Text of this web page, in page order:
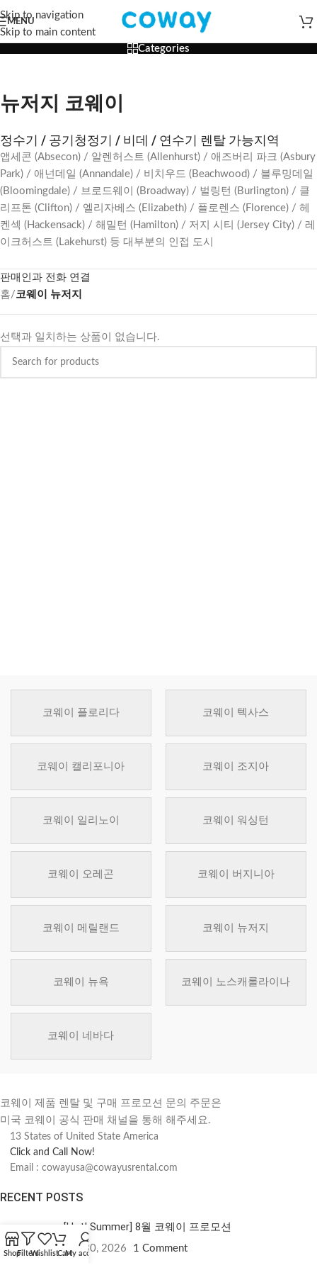
Skip to navigation
Skip to main content
MENU
Categories
뉴저지 코웨이
정수기 / 공기청정기 / 비데 / 연수기 렌탈 가능지역
앱세콘 (Absecon) / 알렌허스트 (Allenhurst) / 애즈버리 파크 (Asbury
Park) / 애넌데일 (Annandale) / 비치우드 (Beachwood) / 블루밍데일
(Bloomingdale) / 브로드웨이 (Broadway) / 벌링턴 (Burlington) / 클
리프톤 (Clifton) / 엘리자베스 (Elizabeth) / 플로렌스 (Florence) / 헤
켄섹 (Hackensack) / 해밀턴 (Hamilton) / 저지 시티 (Jersey City) / 레
이크허스트 (Lakehurst) 등 대부분의 인접 도시
판매인과 전화 연결
홈/코웨이 뉴저지
선택과 일치하는 상품이 없습니다.
코웨이 플로리다 코웨이 텍사스
코웨이 캘리포니아 코웨이 조지아
코웨이 일리노이 코웨이 워싱턴
코웨이 오레곤 코웨이 버지니아
코웨이 메릴랜드 코웨이 뉴저지
코웨이 뉴욕 코웨이 노스캐롤라이나
코웨이 네바다
코웨이 제품 렌탈 및 구매 프로모션 문의 주문은
미국 코웨이 공식 판매 채널을 통해 해주세요.
13 States of United State America
Click and Call Now!
Email : cowayusa@cowayusrental.com
RECENT POSTS
[Hot! Summer] 8월 코웨이 프로모션
7월 30, 2026 1 Comment
ShopFiltersWishlistCartMy account